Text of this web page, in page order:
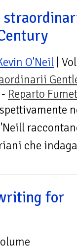
O'Neil |
Reparto
che
for